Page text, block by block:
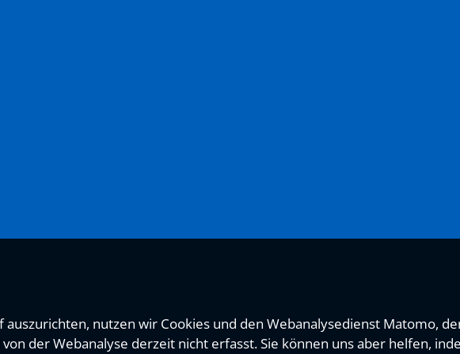
nutzen wir Cookies und den Webanalysedienst Matomo,
der Webanalyse derzeit nicht erfasst. Sie können uns aber helfen,